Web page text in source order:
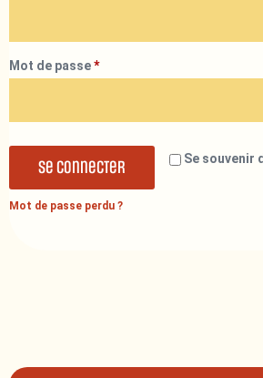
Mot de passe*
Se souvenir
Se connecter
Mot de passe perdu ?